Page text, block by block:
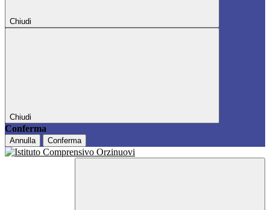
Chiudi
Chiudi
Conferma
Annulla Conferma